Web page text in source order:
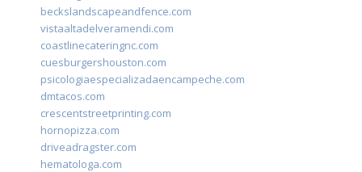
beckslandscapeandfence.com
vistaaltadelveramendi.com
coastlinecateringnc.com
cuesburgershouston.com
psicologiaespecializadaencampeche.com
dmtacos.com
crescentstreetprinting.com
hornopizza.com
driveadragster.com
hematologa.com